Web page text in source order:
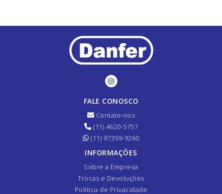
FALE CONOSCO
Contate-nos
(11) 4620-5757
(11) 97359-9260
INFORMAÇÕES
Sobre a Empresa
Trocas e Devoluções
Política de Privacidade